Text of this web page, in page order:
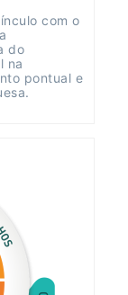
com o
do
na
pontual e